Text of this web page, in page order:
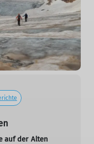
auf der Alten